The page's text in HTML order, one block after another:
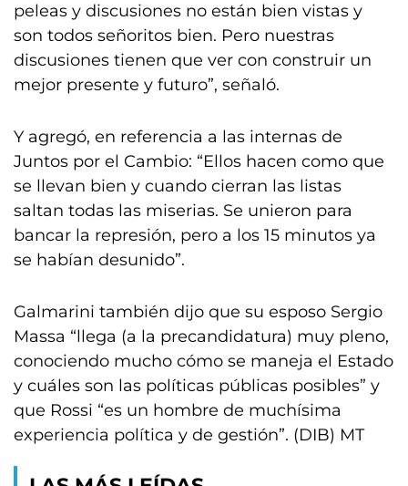
peleas y discusiones no están bien vistas y
son todos señoritos bien. Pero nuestras
discusiones tienen que ver con construir un
mejor presente y futuro”, señaló.
Y agregó, en referencia a las internas de
Juntos por el Cambio: “Ellos hacen como que
se llevan bien y cuando cierran las listas
saltan todas las miserias. Se unieron para
bancar la represión, pero a los 15 minutos ya
se habían desunido”.
Galmarini también dijo que su esposo Sergio
Massa “llega (a la precandidatura) muy pleno,
conociendo mucho cómo se maneja el Estado
y cuáles son las políticas públicas posibles” y
que Rossi “es un hombre de muchísima
experiencia política y de gestión”. (DIB) MT